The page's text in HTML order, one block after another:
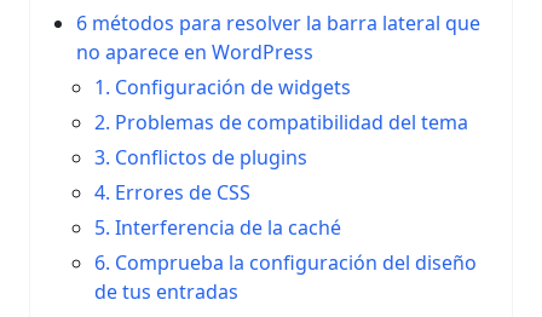
6 métodos para resolver la barra lateral que
no aparece en WordPress
1. Configuración de widgets
2. Problemas de compatibilidad del tema
3. Conflictos de plugins
4. Errores de CSS
5. Interferencia de la caché
6. Comprueba la configuración del diseño
de tus entradas